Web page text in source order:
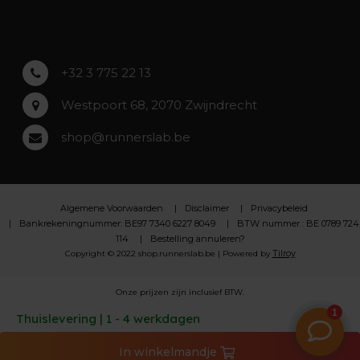
Thuislevering | 1 - 4 werkdagen
In winkelmandje
+32 3 775 22 13
Westpoort 68, 2070 Zwijndrecht
shop@runnerslab.be
Algemene Voorwaarden Disclaimer
Privacybeleid
Bankrekeningnummer: BE97 7340 6227 8049
BTW nummer : BE 0789 724
114
Bestelling annuleren?
Copyright © 2022 shop.runnerslab.be | Powered by Tilroy
Onze prijzen zijn inclusief BTW.